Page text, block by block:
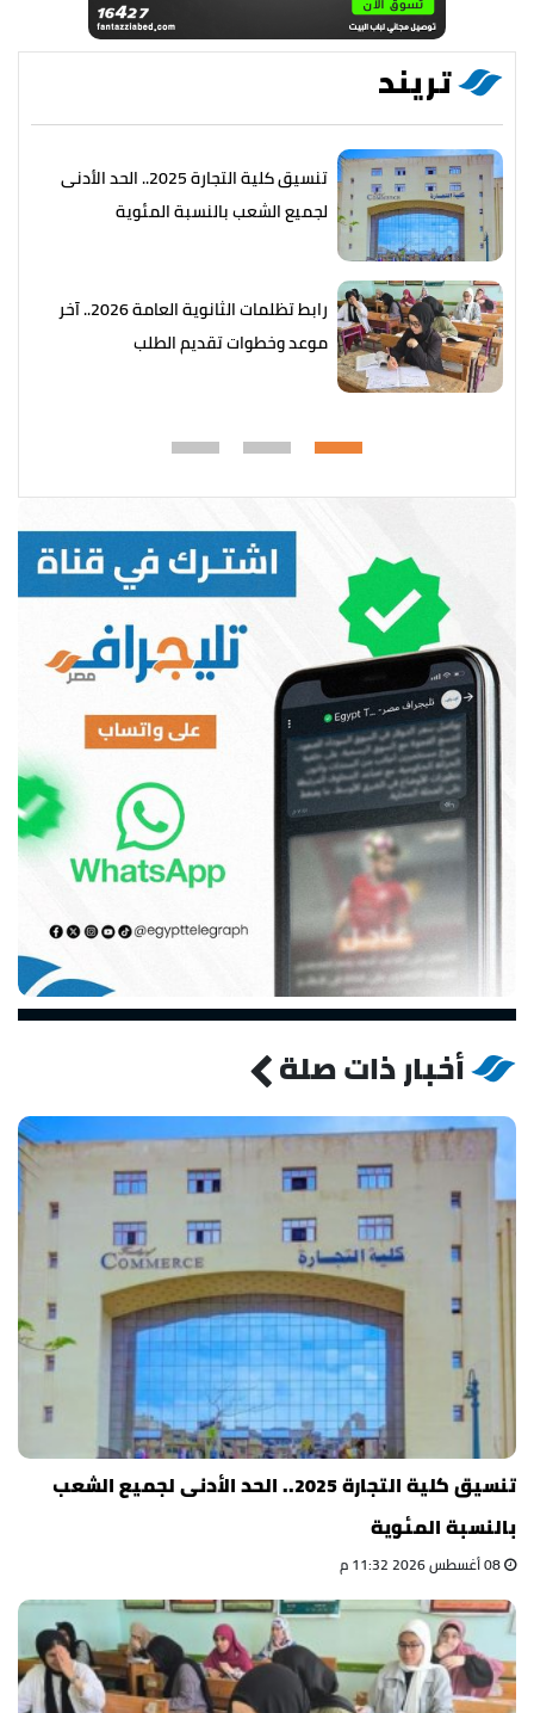
تريند
تنسيق كلية التجارة 2025.. الحد الأدنى
لجميع الشعب بالنسبة المئوية
رابط تظلمات الثانوية العامة 2026.. آخر
موعد وخطوات تقديم الطلب
أخبار ذات صلة
تنسيق كلية التجارة 2025.. الحد الأدنى لجميع الشعب
بالنسبة المئوية